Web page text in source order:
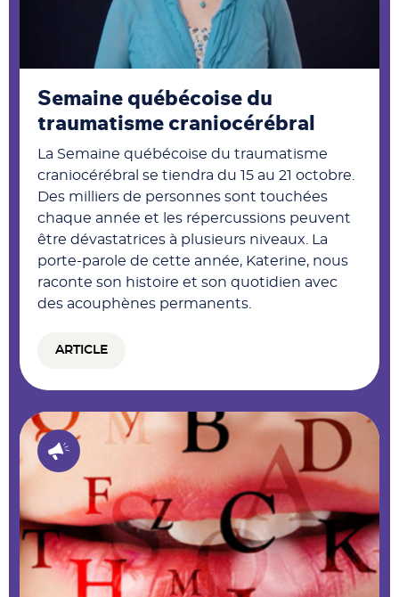
Semaine québécoise du
traumatisme craniocérébral
La Semaine québécoise du traumatisme
craniocérébral se tiendra du 15 au 21 octobre.
Des milliers de personnes sont touchées
chaque année et les répercussions peuvent
être dévastatrices à plusieurs niveaux. La
porte-parole de cette année, Katerine, nous
raconte son histoire et son quotidien avec
des acouphènes permanents.
ARTICLE